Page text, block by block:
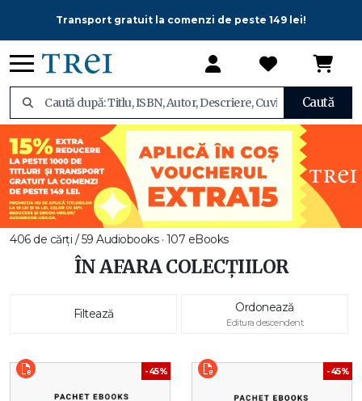
Transport gratuit la comenzi de peste 149 lei!
Caută
406 de cărți / 59 Audiobooks · 107 eBooks
ÎN AFARA COLECȚIILOR
Filtează Ordonează
Editura descendent
-45% -45%